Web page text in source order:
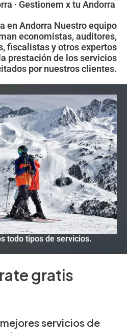
· Gestionem x tu Andorra
en Andorra Nuestro equipo
economistas, auditores,
fiscalistas y otros expertos
prestación de los servicios
por nuestros clientes.
todo tipos de servicios.
gratis
servicios de